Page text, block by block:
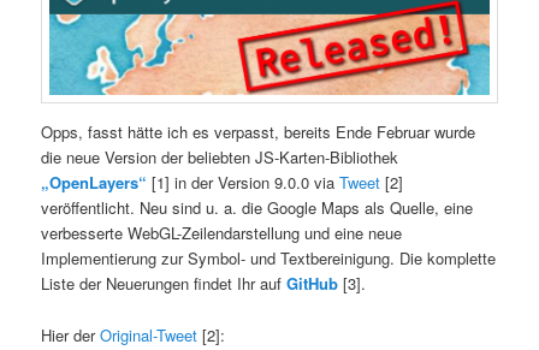
Opps, fasst hätte ich es verpasst, bereits Ende Februar wurde
die neue Version der beliebten JS-Karten-Bibliothek
„OpenLayers“ [1] in der Version 9.0.0 viaTweet [2]
veröffentlicht. Neu sind u. a. die Google Maps als Quelle, eine
verbesserte WebGL-Zeilendarstellung und eine neue
Implementierung zur Symbol- und Textbereinigung. Die komplette
Liste der Neuerungen findet Ihr aufGitHub [3].
Hier derOriginal-Tweet [2]: